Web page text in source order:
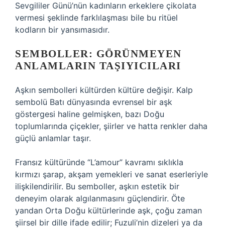
Sevgililer Günü’nün kadınların erkeklere çikolata
vermesi şeklinde farklılaşması bile bu ritüel
kodların bir yansımasıdır.
SEMBOLLER: GÖRÜNMEYEN
ANLAMLARIN TAŞIYICILARI
Aşkın sembolleri kültürden kültüre değişir. Kalp
sembolü Batı dünyasında evrensel bir aşk
göstergesi haline gelmişken, bazı Doğu
toplumlarında çiçekler, şiirler ve hatta renkler daha
güçlü anlamlar taşır.
Fransız kültüründe “L’amour” kavramı sıklıkla
kırmızı şarap, akşam yemekleri ve sanat eserleriyle
ilişkilendirilir. Bu semboller, aşkın estetik bir
deneyim olarak algılanmasını güçlendirir. Öte
yandan Orta Doğu kültürlerinde aşk, çoğu zaman
şiirsel bir dille ifade edilir; Fuzuli’nin dizeleri ya da